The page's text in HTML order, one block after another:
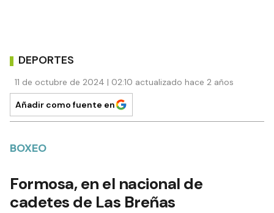
DEPORTES
11 de octubre de 2024 | 02:10 actualizado hace 2 años
Añadir como fuente en
BOXEO
Formosa, en el nacional de
cadetes de Las Breñas